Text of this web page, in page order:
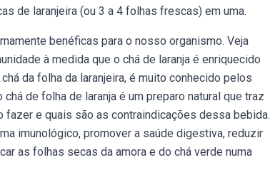
de laranjeira (ou 3 a 4 folhas frescas) em uma.
benéficas para o nosso organismo. Veja
à medida que o chá de laranja é enriquecido
da folha da laranjeira, é muito conhecido pelos
de folha de laranja é um preparo natural que traz
fazer e quais são as contraindicações dessa bebida.
imunológico, promover a saúde digestiva, reduzir
as folhas secas da amora e do chá verde numa